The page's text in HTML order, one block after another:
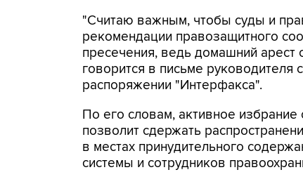
"Считаю важным, чтобы суды и
рекомендации правозащитного
пресечения, ведь домашний арест
говорится в письме руководителя
распоряжении "Интерфакса".
По его словам, активное
позволит сдержать
в местах принудительного
системы и сотрудников